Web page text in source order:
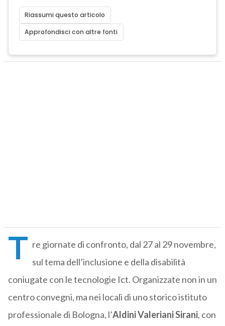
Riassumi questo articolo
Approfondisci con altre fonti
T re giornate di confronto, dal 27 al 29 novembre,
sul tema dell’inclusione e della disabilità
coniugate con le tecnologie Ict. Organizzate non in un
centro convegni, ma nei locali di uno storico istituto
professionale di Bologna, l’Aldini Valeriani Sirani, con